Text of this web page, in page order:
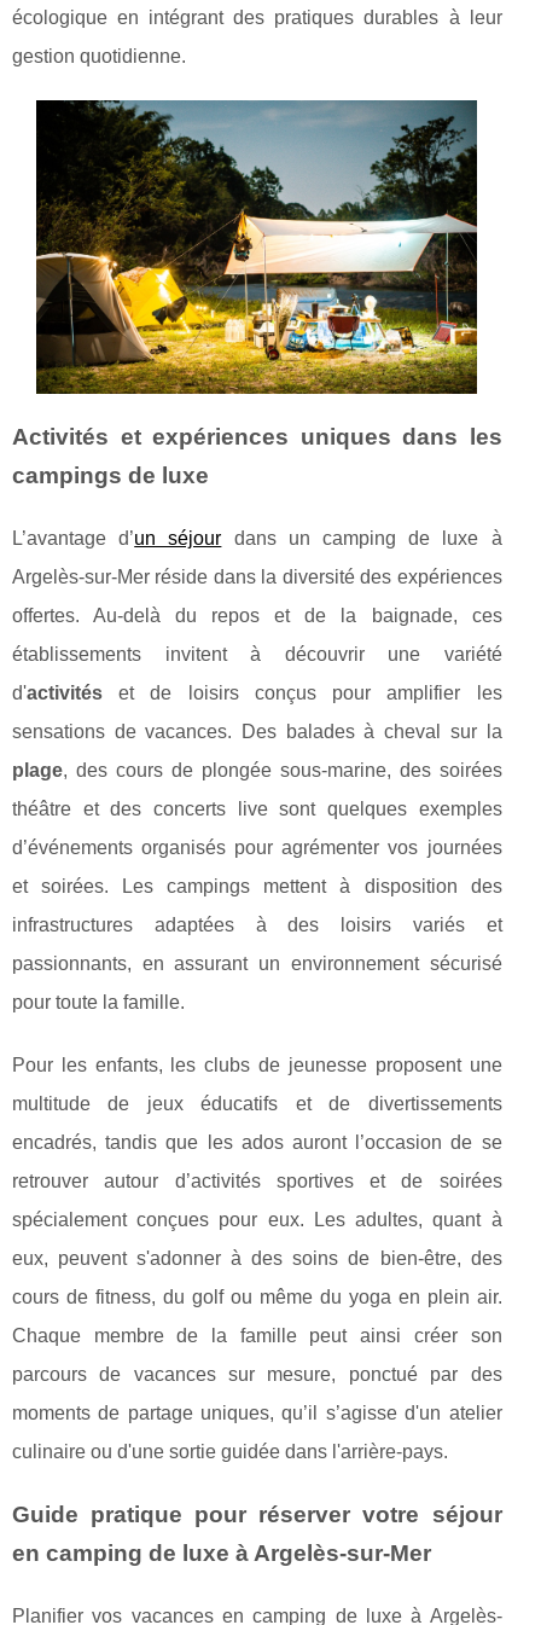
écologique en intégrant des pratiques durables à leur
gestion quotidienne.
Activités et expériences uniques dans les
campings de luxe
L’avantage d’un séjour dans un camping de luxe à
Argelès-sur-Mer réside dans la diversité des expériences
offertes. Au-delà du repos et de la baignade, ces
établissements invitent à découvrir une variété
d'activités et de loisirs conçus pour amplifier les
sensations de vacances. Des balades à cheval sur la
plage, des cours de plongée sous-marine, des soirées
théâtre et des concerts live sont quelques exemples
d’événements organisés pour agrémenter vos journées
et soirées. Les campings mettent à disposition des
infrastructures adaptées à des loisirs variés et
passionnants, en assurant un environnement sécurisé
pour toute la famille.
Pour les enfants, les clubs de jeunesse proposent une
multitude de jeux éducatifs et de divertissements
encadrés, tandis que les ados auront l’occasion de se
retrouver autour d’activités sportives et de soirées
spécialement conçues pour eux. Les adultes, quant à
eux, peuvent s'adonner à des soins de bien-être, des
cours de fitness, du golf ou même du yoga en plein air.
Chaque membre de la famille peut ainsi créer son
parcours de vacances sur mesure, ponctué par des
moments de partage uniques, qu’il s’agisse d'un atelier
culinaire ou d'une sortie guidée dans l'arrière-pays.
Guide pratique pour réserver votre séjour
en camping de luxe à Argelès-sur-Mer
Planifier vos vacances en camping de luxe à Argelès-